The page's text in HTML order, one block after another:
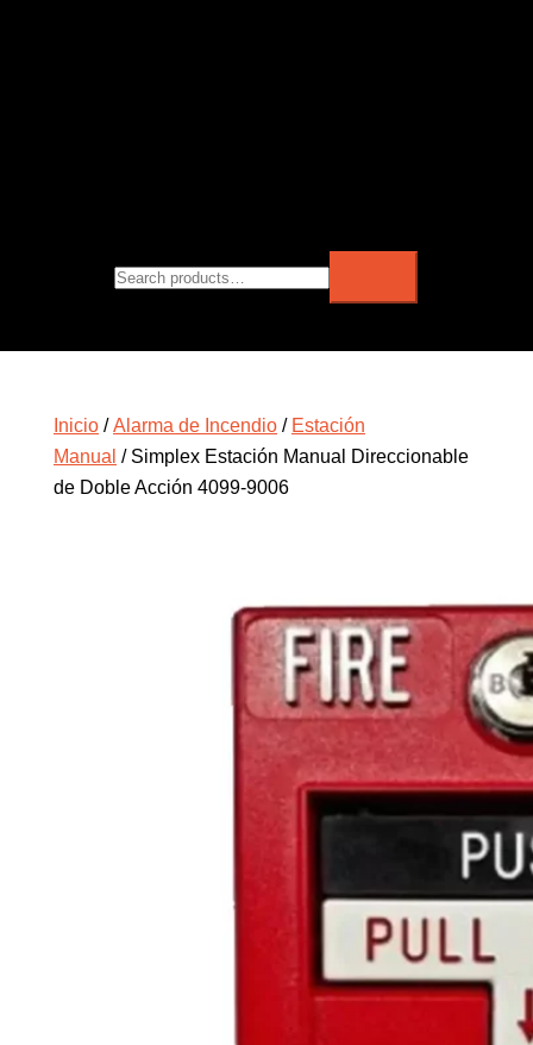
Inicio /Alarma de Incendio / Estación
Manual / Simplex Estación Manual Direccionable
de Doble Acción 4099-9006